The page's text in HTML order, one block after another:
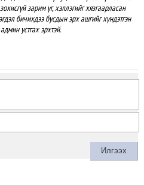
зарим үг, хэллэгийг хязгаарласан
бичихдээ бусдын эрх ашгийг хүндэтгэн
устгах эрхтэй.